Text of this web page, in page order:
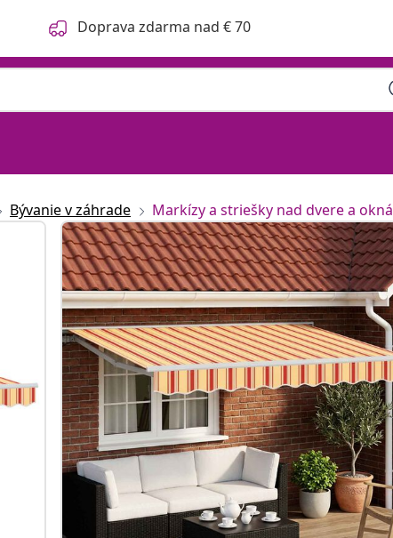
Doprava zdarma nad € 70
Bývanie v záhrade Markízy a striešky nad dvere a okná